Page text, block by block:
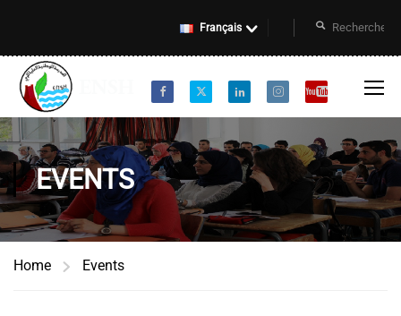
Français
EVENTS
Home Events